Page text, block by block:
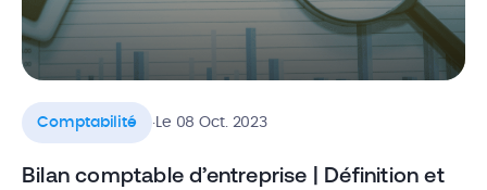
Comptabilité .Le 08 Oct. 2023
Bilan comptable d’entreprise | Définition et